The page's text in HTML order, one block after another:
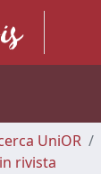
UniOR
rivista